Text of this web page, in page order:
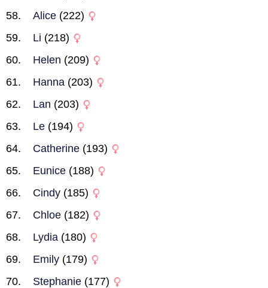
Alice (222)
Li (218)
Helen (209)
Hanna (203)
Lan (203)
Le (194)
Catherine (193)
Eunice (188)
Cindy (185)
Chloe (182)
Lydia (180)
Emily (179)
Stephanie (177)